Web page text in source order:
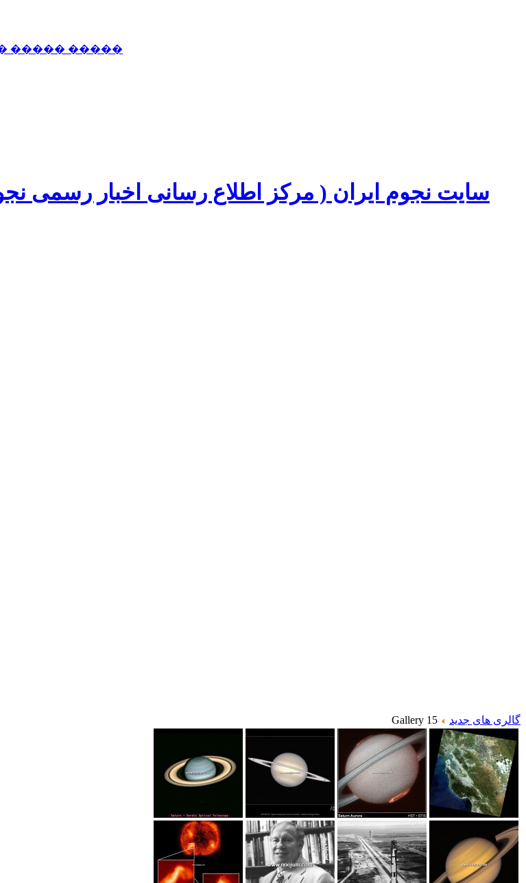
����� �����
سایت نجوم ایران ( مرکز اطلاع رسانی اخبار رسمی
گالری های جدید